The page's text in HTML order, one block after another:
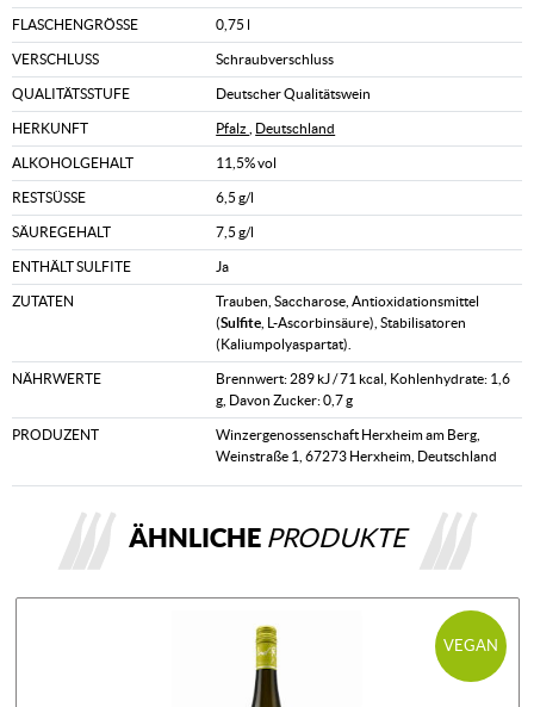
FLASCHENGRÖSSE 0,75 l
VERSCHLUSS Schraubverschluss
QUALITÄTSSTUFE Deutscher Qualitätswein
HERKUNFT Pfalz Deutschland
ALKOHOLGEHALT 11,5% vol
RESTSÜSSE 6,5 g/l
SÄUREGEHALT 7,5 g/l
ENTHÄLT SULFITE Ja
ZUTATEN
Trauben, Saccharose, Antioxidationsmittel
(Sulfite , L-Ascorbinsäure), Stabilisatoren
(Kaliumpolyaspartat).
NÄHRWERTE
Brennwert: 289 kJ / 71 kcal, Kohlenhydrate: 1,6
g, Davon Zucker: 0,7 g
PRODUZENT
Winzergenossenschaft Herxheim am Berg,
Weinstraße 1, 67273 Herxheim, Deutschland
ÄHNLICHE PRODUKTE
VEGAN